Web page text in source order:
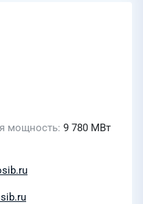
мощность 9 780 МВт